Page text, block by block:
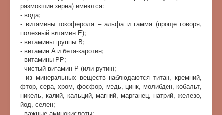
размокшие зерна) имеются:
- вода;
- витамины токоферола – альфа и гамма (проще говоря,
полезный витамин Е);
- витамины группы В;
- витамин А и бета-каротин;
- витамины РР;
- чистый витамин Р (или рутин);
- из минеральных веществ наблюдаются титан, кремний,
фтор, сера, хром, фосфор, медь, цинк, молибден, кобальт,
никель, калий, кальций, магний, марганец, натрий, железо,
йод, селен;
- важные аминокислоты;